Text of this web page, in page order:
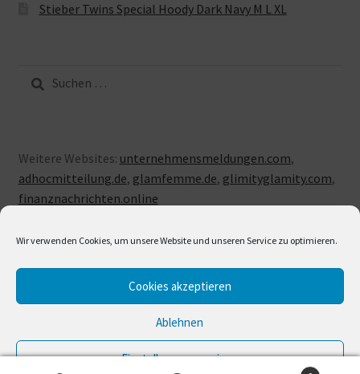
Wir verwenden Cookies, um unsere Website und unseren Service zu optimieren.
Cookies akzeptieren
Ablehnen
Einstellungen anzeigen
Stieber Twins Special Hoody Dark Navy M L XL
Suche
nach:
Weitere Websites: unternehmensmeldungen.com,
adhocmitteilung.de, glamfemme.de, glimityglamity.com,
finanznachrichten.online
© LUXUSLOVE 2026
Erstellt mit Storefront & WooCommerce